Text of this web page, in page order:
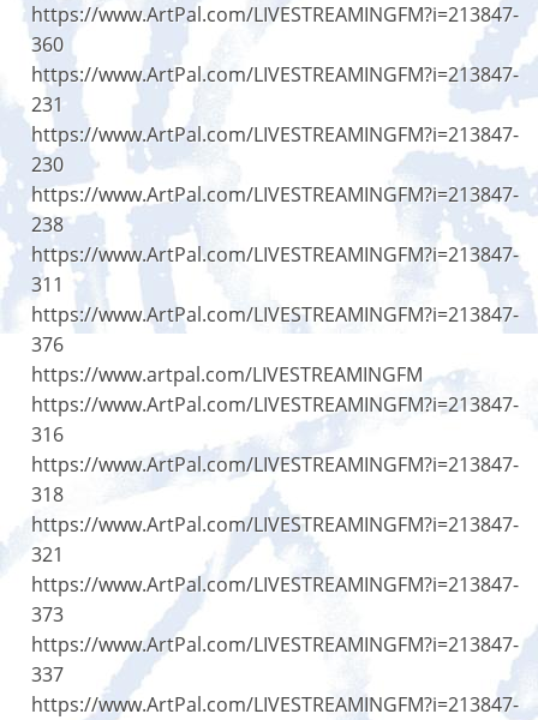
https://www.ArtPal.com/LIVESTREAMINGFM?i=213847-
360
https://www.ArtPal.com/LIVESTREAMINGFM?i=213847-
231
https://www.ArtPal.com/LIVESTREAMINGFM?i=213847-
230
https://www.ArtPal.com/LIVESTREAMINGFM?i=213847-
238
https://www.ArtPal.com/LIVESTREAMINGFM?i=213847-
311
https://www.ArtPal.com/LIVESTREAMINGFM?i=213847-
376
https://www.artpal.com/LIVESTREAMINGFM
https://www.ArtPal.com/LIVESTREAMINGFM?i=213847-
316
https://www.ArtPal.com/LIVESTREAMINGFM?i=213847-
318
https://www.ArtPal.com/LIVESTREAMINGFM?i=213847-
321
https://www.ArtPal.com/LIVESTREAMINGFM?i=213847-
373
https://www.ArtPal.com/LIVESTREAMINGFM?i=213847-
337
https://www.ArtPal.com/LIVESTREAMINGFM?i=213847-